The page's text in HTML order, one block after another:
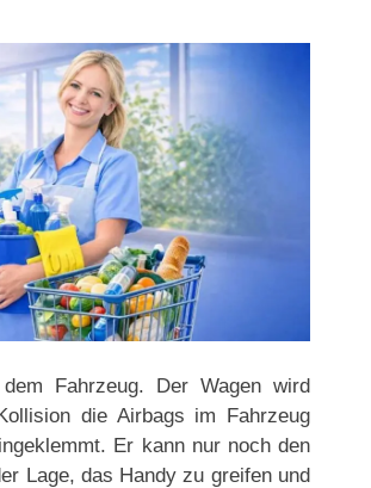
Fahrzeug. Der Wagen wird
die Airbags im Fahrzeug
Er kann nur noch den
Lage, das Handy zu greifen und